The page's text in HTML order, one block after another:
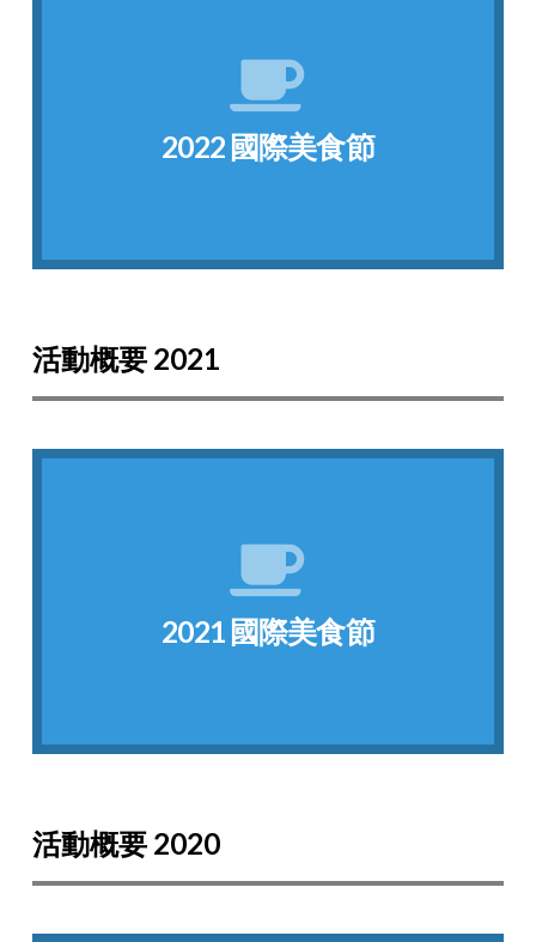
2022 國際美食節
2022國際美食節今天在Marketplace舉辦，有9個
鹽酥雞、以及超人氣的珍珠奶茶來跟大家分享!
活動概要 2021
2021 國際美食節
本次活動共有12個國家的學生準備了自己國家的
跟其他國家的朋友一起分享。
活動概要 2020